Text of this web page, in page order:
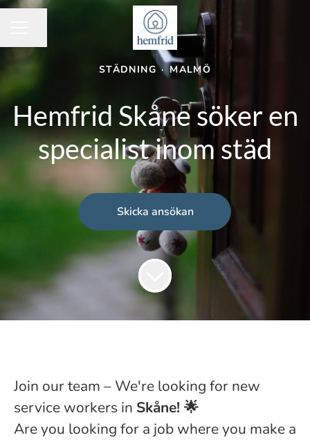
STÄDNING · MALMÖ
Hemfrid Skåne söker en
specialist inom städ
Skicka ansökan
Join our team – We're looking for new
service workers in Skåne! 🌟
Are you looking for a job where you make a